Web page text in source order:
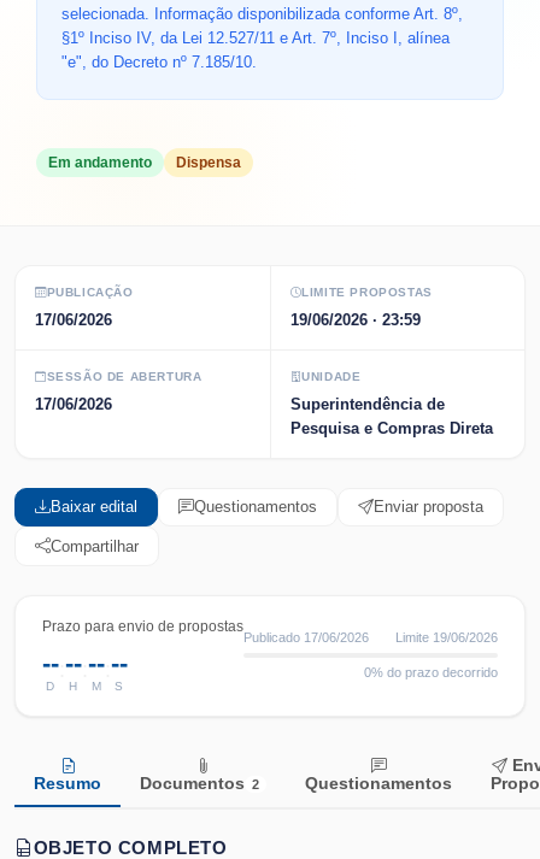
Em andamento Dispensa
selecionada. Informação disponibilizada conforme Art. 8º,
§1º Inciso IV, da Lei 12.527/11 e Art. 7º, Inciso I, alínea
"e", do Decreto nº 7.185/10.
PUBLICAÇÃO
17/06/2026
LIMITE PROPOSTAS
19/06/2026· 23:59
SESSÃO DE ABERTURA
17/06/2026
UNIDADE
Superintendência de
Pesquisa e Compras Direta
Baixar edital Questionamentos Enviar proposta
Compartilhar
Prazo para envio de propostas
--
D
--
H
--
M
--
S
Publicado 17/06/2026 Limite 19/06/2026
0% do prazo decorrido
Resumo Documentos 2 Questionamentos
OBJETO COMPLETO